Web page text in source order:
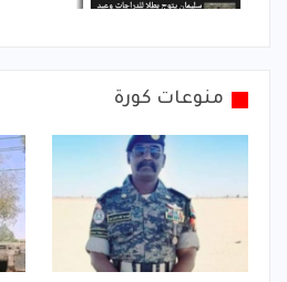
منوعات كورة